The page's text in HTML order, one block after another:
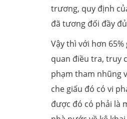
trương, quy định
đã tương đối đầy
Vậy thì với hơn
quan điều tra, truy
phạm tham nhũng
che giấu đó có vi
được đó có phải là